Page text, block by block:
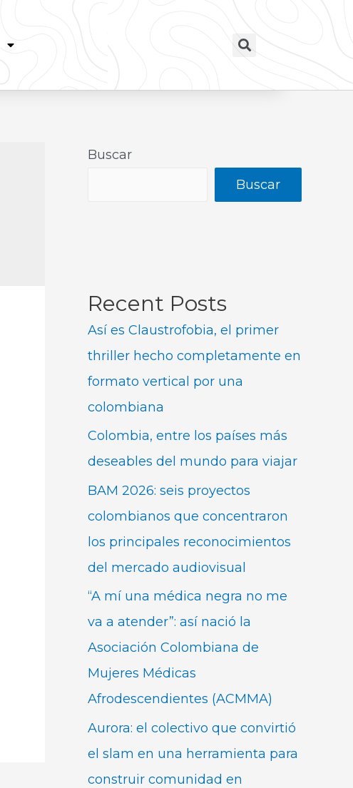
Buscar
Buscar
Recent Posts
Así es Claustrofobia, el primer
thriller hecho completamente en
formato vertical por una
colombiana
Colombia, entre los países más
deseables del mundo para viajar
BAM 2026: seis proyectos
colombianos que concentraron
los principales reconocimientos
del mercado audiovisual
“A mí una médica negra no me
va a atender”: así nació la
Asociación Colombiana de
Mujeres Médicas
Afrodescendientes (ACMMA)
Aurora: el colectivo que convirtió
el slam en una herramienta para
construir comunidad en